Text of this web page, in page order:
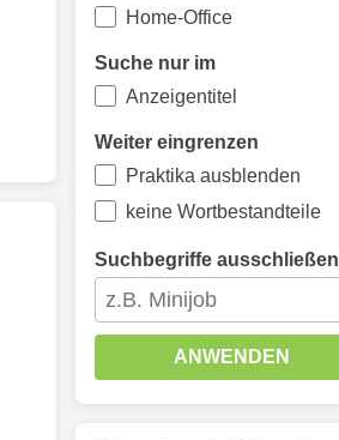
Home-Office
Suche nur im
Anzeigentitel
Weiter eingrenzen
Praktika ausblenden
keine Wortbestandteile
Suchbegriffe ausschließen
ANWENDEN